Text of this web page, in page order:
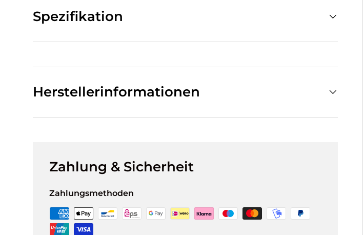
Spezifikation
Herstellerinformationen
Zahlung & Sicherheit
Zahlungsmethoden